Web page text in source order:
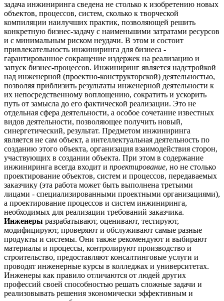
задача инжиниринга сведена не столько к изобретению новых
объектов, процессов, систем, сколько к творческой
компиляции наилучших практик, позволяющей решить
конкретную бизнес-задачу с наименьшими затратами ресурсов
и с минимальным риском неудачи. В этом и состоит
привлекательность инжиниринга для бизнеса -
гарантированное сокращение издержек на реализацию и
запуск бизнес-процессов. Инжиниринг является надстройкой
над инженерной (проектно-конструкторской) деятельностью,
позволяя приблизить результаты инженерной деятельности к
их непосредственному воплощению, сократить и ускорить
путь от замысла до его фактической реализации. Это не
отдельная сфера деятельности, а особое сочетание известных
видов деятельности, позволяющее получить новый,
синергетический, результат. Предметом инжиниринга
является не сам объект, а интеллектуальная деятельность по
созданию этого объекта, организация взаимодействия сторон,
участвующих в создании объекта. При этом в содержание
инжиниринга всегда входит и проектирование, но не столько
проектирование объектов, систем и процессов, передаваемых
заказчику (эта работа может быть выполнена третьими
лицами - специализированными проектными организациями),
а проектирование процессов и систем инжиниринга,
необходимых для реализации требований заказчика.
Инженеры разрабатывают, оценивают, тестируют,
модифицируют, проверяют и обслуживают самые разные
продукты и системы. Они также рекомендуют и выбирают
материалы и процессы, контролируют производство и
строительство, предоставляют консалтинговые услуги и
проводят инженерные курсы в колледжах и университетах.
Инженеры как правило отличаются от людей других
профессий своей способностью решать сложные задачи и
реализовывать решения экономически эффективным и